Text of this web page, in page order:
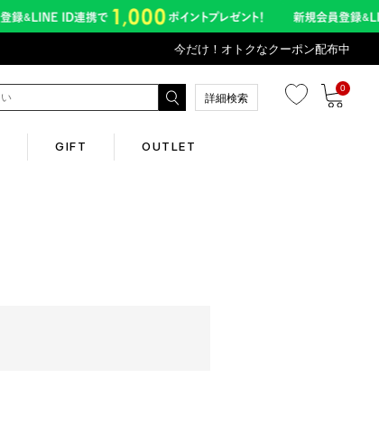
今だけ！オトクなクーポン配布中
詳細検索
0
GIFT OUTLET